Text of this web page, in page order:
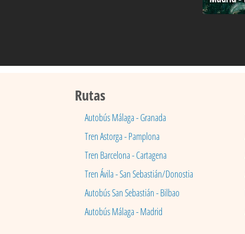
Rutas
Autobús Málaga - Granada
Tren Astorga - Pamplona
Tren Barcelona - Cartagena
Tren Ávila - San Sebastián/Donostia
Autobús San Sebastián - Bilbao
Autobús Málaga - Madrid